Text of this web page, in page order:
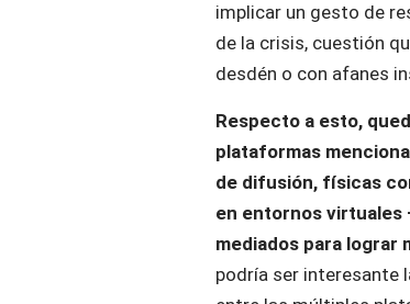
implicar un gesto de
de la crisis, cuestión
desdén o con afanes
Respecto a esto,
plataformas
de difusión, físicas
en entornos
mediados para lograr
podría ser interesante